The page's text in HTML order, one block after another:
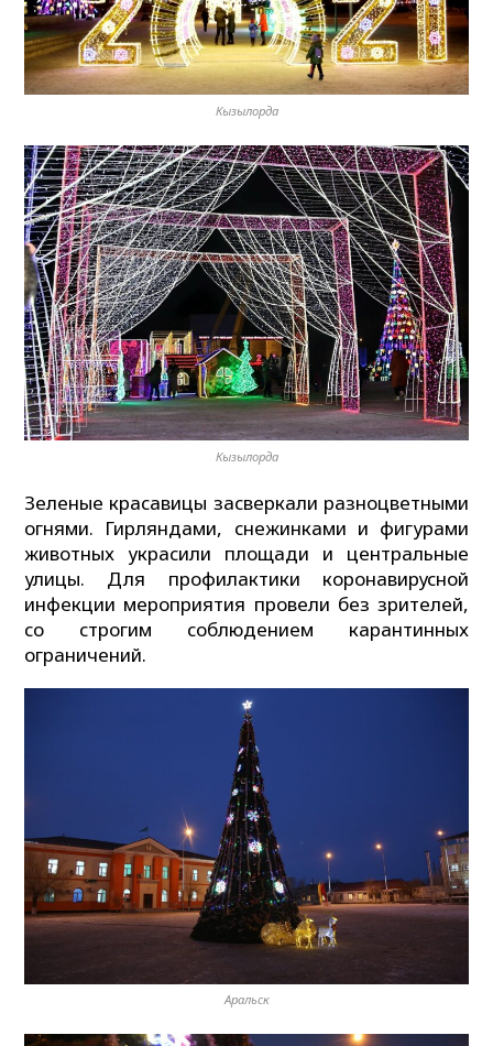
Кызылорда
Кызылорда
Зеленые красавицы засверкали разноцветными
огнями. Гирляндами, снежинками и фигурами
животных украсили площади и центральные
улицы. Для профилактики коронавирусной
инфекции мероприятия провели без зрителей,
со строгим соблюдением карантинных
ограничений.
Аральск